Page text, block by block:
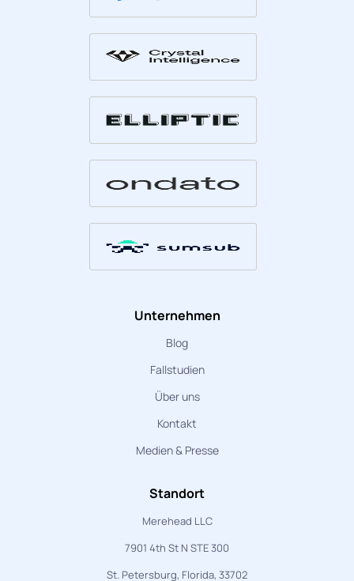
Unternehmen
Blog
Fallstudien
Über uns
Kontakt
Medien & Presse
Standort
Merehead LLC
7901 4th St N STE 300
St. Petersburg, Florida, 33702